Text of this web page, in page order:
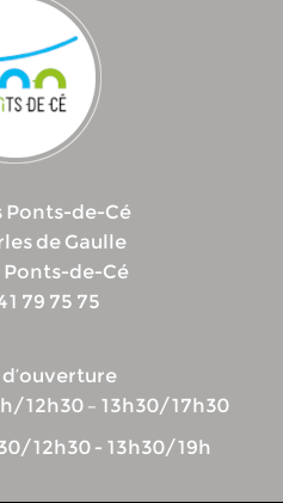
Ponts-de-Cé
de Gaulle
Ponts-de-Cé
79 75 75
12h30 – 13h30/17h30
12h30 - 13h30/19h